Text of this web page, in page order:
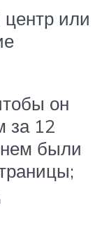
или
он
за 12
были